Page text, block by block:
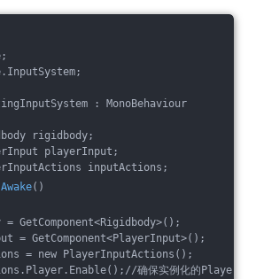
: MonoBehaviour
rigidbody;
playerInput;
inputActions;
Awake()
new PlayerInputActions();
确保实例化的